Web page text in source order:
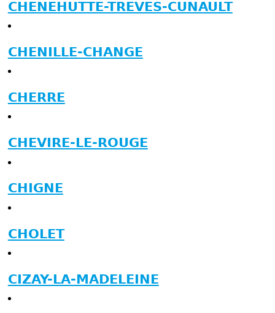
CHENEHUTTE-TREVES-CUNAULT
CHENILLE-CHANGE
CHERRE
CHEVIRE-LE-ROUGE
CHIGNE
CHOLET
CIZAY-LA-MADELEINE